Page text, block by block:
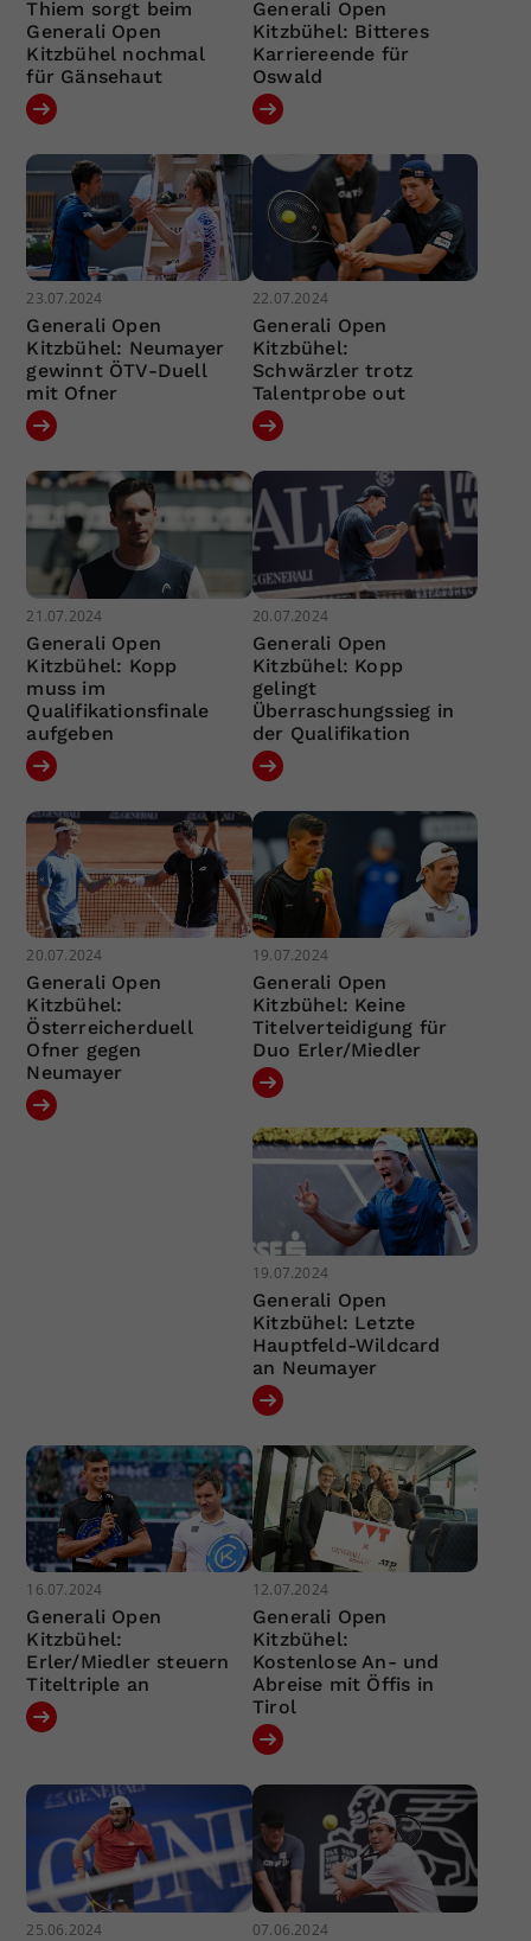
Thiem sorgt beim
Generali Open
Kitzbühel nochmal
für Gänsehaut
Generali Open
Kitzbühel: Bitteres
Karriereende für
Oswald
23.07.2024
Generali Open
Kitzbühel: Neumayer
gewinnt ÖTV-Duell
mit Ofner
22.07.2024
Generali Open
Kitzbühel:
Schwärzler trotz
Talentprobe out
21.07.2024
Generali Open
Kitzbühel: Kopp
muss im
Qualifikationsfinale
aufgeben
20.07.2024
Generali Open
Kitzbühel: Kopp
gelingt
Überraschungssieg in
der Qualifikation
20.07.2024
Generali Open
Kitzbühel:
Österreicherduell
Ofner gegen
Neumayer
19.07.2024
Generali Open
Kitzbühel: Keine
Titelverteidigung für
Duo Erler/Miedler
19.07.2024
Generali Open
Kitzbühel: Letzte
Hauptfeld-Wildcard
an Neumayer
16.07.2024
Generali Open
Kitzbühel:
Erler/Miedler steuern
Titeltriple an
12.07.2024
Generali Open
Kitzbühel:
Kostenlose An- und
Abreise mit Öffis in
Tirol
25.06.2024 07.06.2024